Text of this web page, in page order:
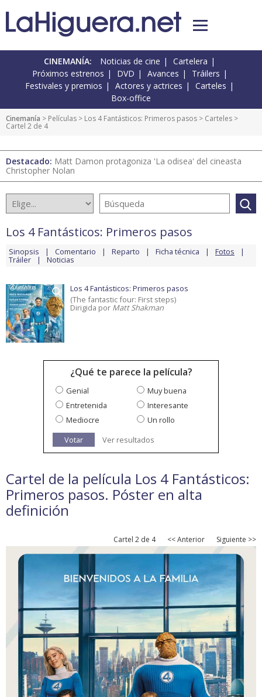
CINEMANÍA: Noticias de cine
Cartelera
Próximos estrenos
DVD Avances
Tráilers
Festivales y premios
Actores y actrices
Carteles
Box-office
Cinemanía > Películas > Los 4 Fantásticos: Primeros pasos > Carteles >
Cartel 2 de 4
Destacado: Matt Damon protagoniza 'La odisea' del cineasta
Christopher Nolan
Los 4 Fantásticos: Primeros pasos
Sinopsis Comentario Reparto Ficha técnica Fotos
Tráiler Noticias
Los 4 Fantásticos: Primeros pasos
(The fantastic four: First steps)
Dirigida por Matt Shakman
¿Qué te parece la película?
Genial
Muy buena
Entretenida
Interesante
Mediocre
Un rollo
Votar
Ver resultados
Cartel de la película Los 4 Fantásticos:
Primeros pasos. Póster en alta
definición
Cartel 2 de 4 << Anterior Siguiente >>